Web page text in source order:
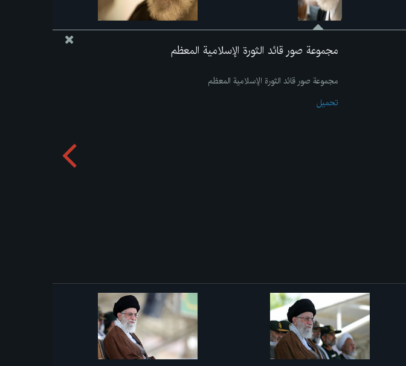
مجموعة صور قائد الثورة الإسلامية المعظم
مجموعة صور قائد الثورة الإسلامية المعظم
تحميل